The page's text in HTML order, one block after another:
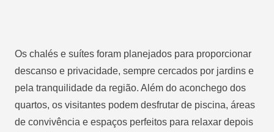
Os chalés e suítes foram planejados para proporcionar
descanso e privacidade, sempre cercados por jardins e
pela tranquilidade da região. Além do aconchego dos
quartos, os visitantes podem desfrutar de piscina, áreas
de convivência e espaços perfeitos para relaxar depois